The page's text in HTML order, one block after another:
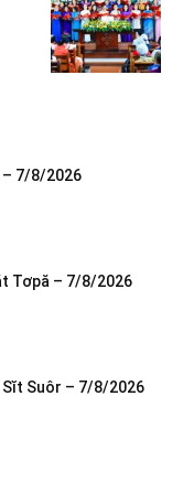
– 7/8/2026
Tơpă – 7/8/2026
Sĭt Suôr – 7/8/2026